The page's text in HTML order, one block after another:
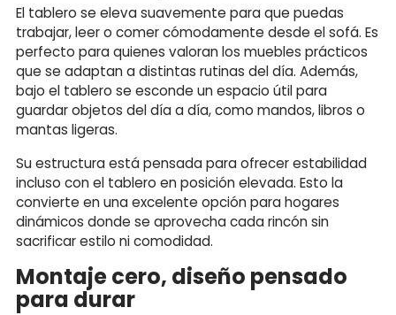
El tablero se eleva suavemente para que puedas
trabajar, leer o comer cómodamente desde el sofá. Es
perfecto para quienes valoran los muebles prácticos
que se adaptan a distintas rutinas del día. Además,
bajo el tablero se esconde un espacio útil para
guardar objetos del día a día, como mandos, libros o
mantas ligeras.
Su estructura está pensada para ofrecer estabilidad
incluso con el tablero en posición elevada. Esto la
convierte en una excelente opción para hogares
dinámicos donde se aprovecha cada rincón sin
sacrificar estilo ni comodidad.
Montaje cero, diseño pensado
para durar